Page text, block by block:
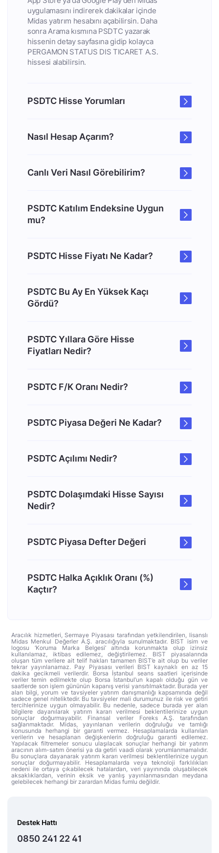
uygulamasını indirerek dakikalar içinde
Midas yatırım hesabını açabilirsin. Daha
sonra Arama kısmına PSDTC yazarak
hissenin detay sayfasına gidip kolayca
PERGAMON STATUS DIS TICARET A.S.
hissesi alabilirsin.
PSDTC Hisse Yorumları
Nasıl Hesap Açarım?
Canlı Veri Nasıl Görebilirim?
PSDTC Katılım Endeksine Uygun
mu?
PSDTC Hisse Fiyatı Ne Kadar?
PSDTC Bu Ay En Yüksek Kaçı
Gördü?
PSDTC Yıllara Göre Hisse
Fiyatları Nedir?
PSDTC F/K Oranı Nedir?
PSDTC Piyasa Değeri Ne Kadar?
PSDTC Açılımı Nedir?
PSDTC Dolaşımdaki Hisse Sayısı
Nedir?
PSDTC Piyasa Defter Değeri
PSDTC Halka Açıklık Oranı (%)
Kaçtır?
Aracılık hizmetleri, Sermaye Piyasası tarafından yetkilendirilen, lisanslı
Midas Menkul Değerler A.Ş. aracılığıyla sunulmaktadır. BIST isim ve
logosu ‘Koruma Marka Belgesi’ altında korunmakta olup izinsiz
kullanılamaz, iktibas edilemez, değiştirilemez. BIST piyasalarında
oluşan tüm verilere ait telif hakları tamamen BIST’e ait olup bu veriler
tekrar yayınlanamaz. Pay Piyasası verileri BIST kaynaklı en az 15
dakika gecikmeli verilerdir. Borsa İstanbul seans saatleri içerisinde
veriler temin edilmekte olup Borsa İstanbul’un kapalı olduğu gün ve
saatlerde son işlem gününün kapanış verisi yansıtılmaktadır. Burada yer
alan bilgi, yorum ve tavsiyeler yatırım danışmanlığı kapsamında değil
sadece genel niteliktedir. Bu tavsiyeler mali durumunuz ile risk ve getiri
tercihlerinize uygun olmayabilir. Bu nedenle, sadece burada yer alan
bilgilere dayanılarak yatırım kararı verilmesi beklentilerinize uygun
sonuçlar doğurmayabilir. Finansal veriler Foreks A.Ş. tarafından
sağlanmaktadır. Midas, yayınlanan verilerin doğruluğu ve tamlığı
konusunda herhangi bir garanti vermez. Hesaplamalarda kullanılan
verilerin ve hesaplanan değişkenlerin doğruluğu garanti edilemez.
Yapılacak filtremeler sonucu ulaşılacak sonuçlar herhangi bir yatırım
aracının alım-satım önerisi ya da getiri vaadi olarak yorumlanmamalıdır.
Bu sonuçlara dayanarak yatırım kararı verilmesi beklentilerinize uygun
sonuçlar doğurmayabilir. Hesaplamalarda veya teknoloji farklılıkları
nedeni ile ortaya çıkabilecek hatalardan, veri yayınında oluşabilecek
aksaklıklardan, verinin eksik ve yanlış yayınlanmasından meydana
gelebilecek herhangi bir zarardan Midas fumlu değildir.
Destek Hattı
0850 241 22 41